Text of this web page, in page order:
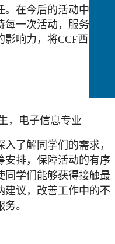
在今后的活动中我会
一次活动，服务好每
影响力，将CCF西电分
，电子信息专业
了解同学们的需求，
安排，保障活动的有序
同学们能够获得接触最
建议，改善工作中的不
。